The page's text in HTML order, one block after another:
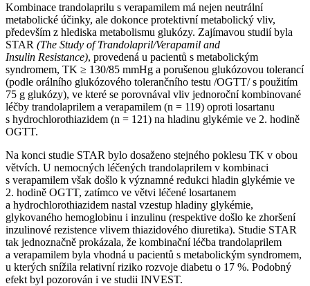
Kombinace trandolaprilu s verapamilem má nejen neutrální
metabolické účinky, ale dokonce protektivní metabolický vliv,
především z hlediska metabolismu glukózy. Zajímavou studií byla
STAR (The Study of Trandolapril/Verapamil and
Insulin Resistance), provedená u pacientů s metabolickým
syndromem, TK ≥ 130/85 mmHg a porušenou glukózovou tolerancí
(podle orálního glukózového tolerančního testu /OGTT/ s použitím
75 g glukózy), ve které se porovnával vliv jednoroční kombinované
léčby trandolaprilem a verapamilem (n = 119) oproti losartanu
s hydrochlorothiazidem (n = 121) na hladinu glykémie ve 2. hodině
OGTT.
Na konci studie STAR bylo dosaženo stejného poklesu TK v obou
větvích. U nemocných léčených trandolaprilem v kombinaci
s verapamilem však došlo k významné redukci hladin glykémie ve
2. hodině OGTT, zatímco ve větvi léčené losartanem
a hydrochlorothiazidem nastal vzestup hladiny glykémie,
glykovaného hemoglobinu i inzulinu (respektive došlo ke zhoršení
inzulinové rezistence vlivem thiazidového diuretika). Studie STAR
tak jednoznačně prokázala, že kombinační léčba trandolaprilem
a verapamilem byla vhodná u pacientů s metabolickým syndromem,
u kterých snížila relativní riziko rozvoje diabetu o 17 %. Podobný
efekt byl pozorován i ve studii INVEST.